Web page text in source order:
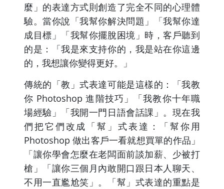
麼」的表達方式則創造了完全不同的心理體
驗。當你說「我幫你解決問題」「我幫你達
成目標」「我幫你擺脫困境」時，客戶聽到
的是：「我是來支持你的，我是站在你這邊
的，我想讓你變得更好。」
傳統的「教」式表達可能是這樣的：「我教
你 Photoshop 進階技巧」「我教你十年職
場經驗」「我開一門日語會話課」。現在我
們把它們改成「幫」式表達：「幫你用
Photoshop 做出客戶一看就想買單的作品」
「讓你學會怎麼在老闆面前談加薪、少被打
槍」「讓你三個月內敢開口跟日本人聊天、
不用一直尷尬笑」。「幫」式表達的重點是